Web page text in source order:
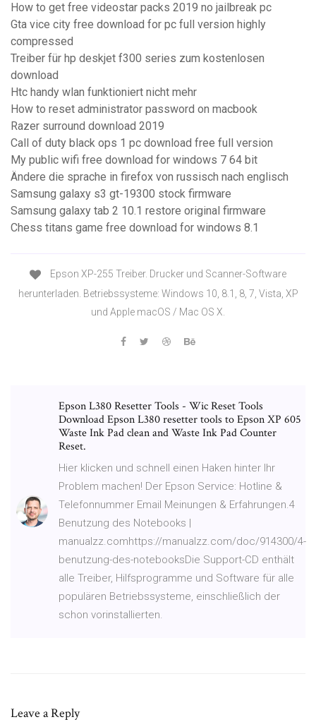
How to get free videostar packs 2019 no jailbreak pc
Gta vice city free download for pc full version highly
compressed
Treiber für hp deskjet f300 series zum kostenlosen
download
Htc handy wlan funktioniert nicht mehr
How to reset administrator password on macbook
Razer surround download 2019
Call of duty black ops 1 pc download free full version
My public wifi free download for windows 7 64 bit
Ändere die sprache in firefox von russisch nach englisch
Samsung galaxy s3 gt-19300 stock firmware
Samsung galaxy tab 2 10.1 restore original firmware
Chess titans game free download for windows 8.1
Epson XP-255 Treiber. Drucker und Scanner-Software
herunterladen. Betriebssysteme: Windows 10, 8.1, 8, 7, Vista, XP
und Apple macOS / Mac OS X.
Epson L380 Resetter Tools - Wic Reset Tools
Download Epson L380 resetter tools to Epson XP 605
Waste Ink Pad clean and Waste Ink Pad Counter
Reset.
Hier klicken und schnell einen Haken hinter Ihr
Problem machen! Der Epson Service: Hotline &
Telefonnummer Email Meinungen & Erfahrungen.4
Benutzung des Notebooks |
manualzz.comhttps://manualzz.com/doc/914300/4-
benutzung-des-notebooksDie Support-CD enthält
alle Treiber, Hilfsprogramme und Software für alle
populären Betriebssysteme, einschließlich der
schon vorinstallierten.
Leave a Reply